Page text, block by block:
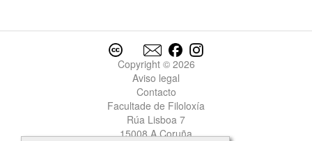
Copyright © 2026
Aviso legal
Contacto
Facultade de Filoloxía
Rúa Lisboa 7
15008 A Coruña